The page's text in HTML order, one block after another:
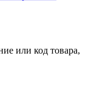
или код товара,